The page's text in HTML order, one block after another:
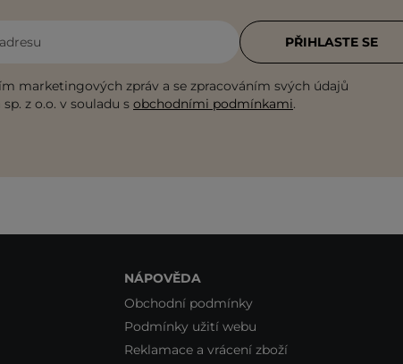
marketingových zpráv a se zpracováním svých údajů
z o.o. v souladu s obchodními podmínkami.
PŘIHLASTE SE
NÁPOVĚDA
Obchodní podmínky
Podmínky užití webu
Reklamace a vrácení zboží